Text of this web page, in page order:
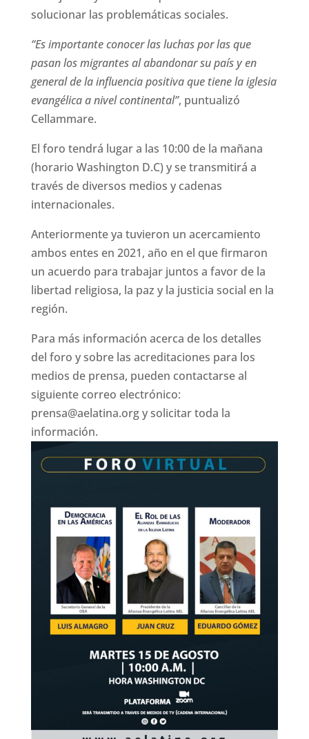
solucionar las problemáticas sociales.
“Es importante conocer las luchas por las que
pasan los migrantes al abandonar su país y en
general de la influencia positiva que tiene la iglesia
evangélica a nivel continental”, puntualizó
Cellammare.
El foro tendrá lugar a las 10:00 de la mañana
(horario Washington D.C) y se transmitirá a
través de diversos medios y cadenas
internacionales.
Anteriormente ya tuvieron un acercamiento
ambos entes en 2021, año en el que firmaron
un acuerdo para trabajar juntos a favor de la
libertad religiosa, la paz y la justicia social en la
región.
Para más información acerca de los detalles
del foro y sobre las acreditaciones para los
medios de prensa, pueden contactarse al
siguiente correo electrónico:
prensa@aelatina.org y solicitar toda la
información.